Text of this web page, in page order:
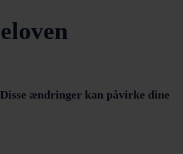
ændringer kan påvirke dine